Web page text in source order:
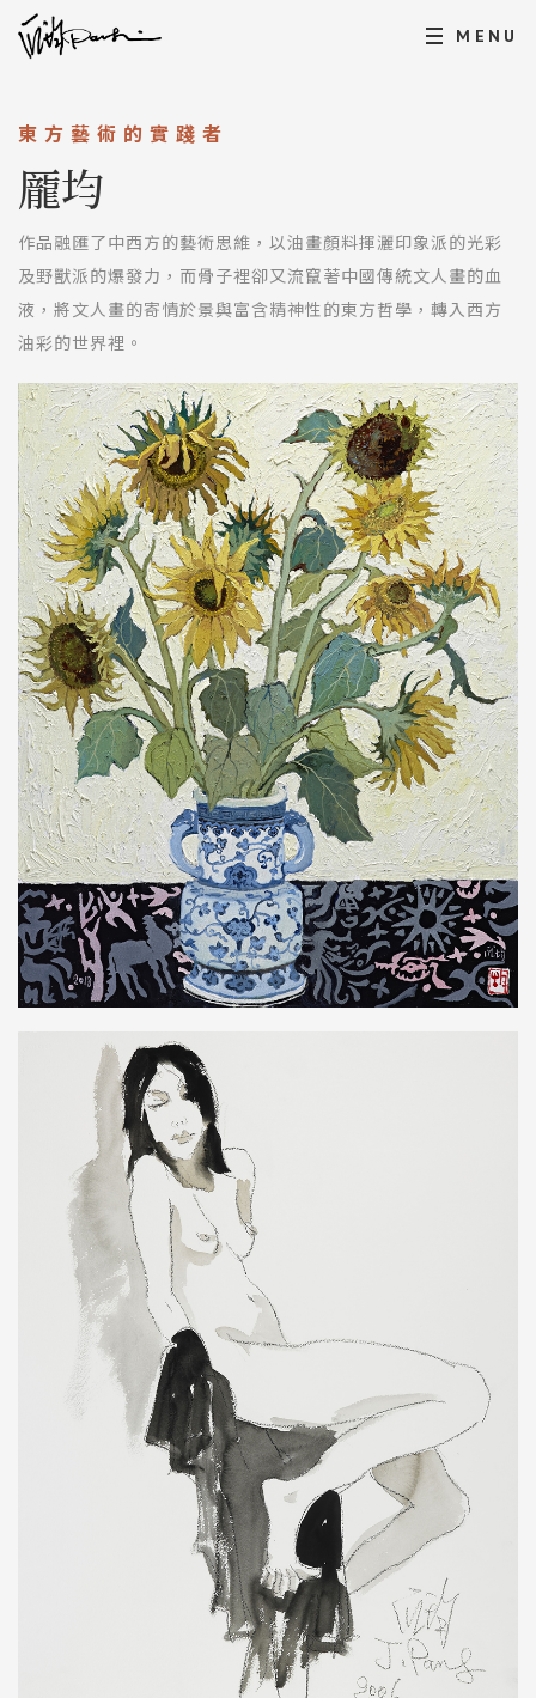
MENU
東方藝術的實踐者
龎均
作品融匯了中西方的藝術思維，以油畫顏料揮灑印象派的光彩
及野獸派的爆發力，而骨子裡卻又流竄著中國傳統文人畫的血
液，將文人畫的寄情於景與富含精神性的東方哲學，轉入西方
油彩的世界裡。